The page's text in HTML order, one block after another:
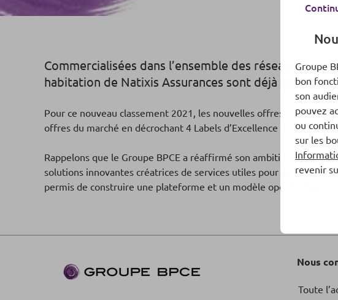
Commercialisées dans l’ensemble des réseaux
habitation de Natixis Assurances sont déjà
Pour ce nouveau classement 2021, les nouvelles offres issues du
offres du marché en décrochant 4 Labels d’Excellence !
Rappelons que le Groupe BPCE a réaffirmé son ambition de
solutions innovantes créatrices de services utiles pour ses clients.
permis de construire une plateforme et un modèle opérationnel
Nous
Toute
Groupe
bon
son
pouvez
ou
sur les
revenir